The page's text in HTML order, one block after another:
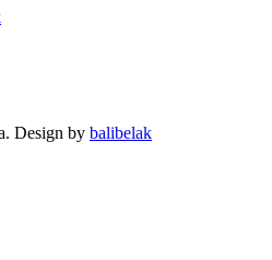
Design by balibelak